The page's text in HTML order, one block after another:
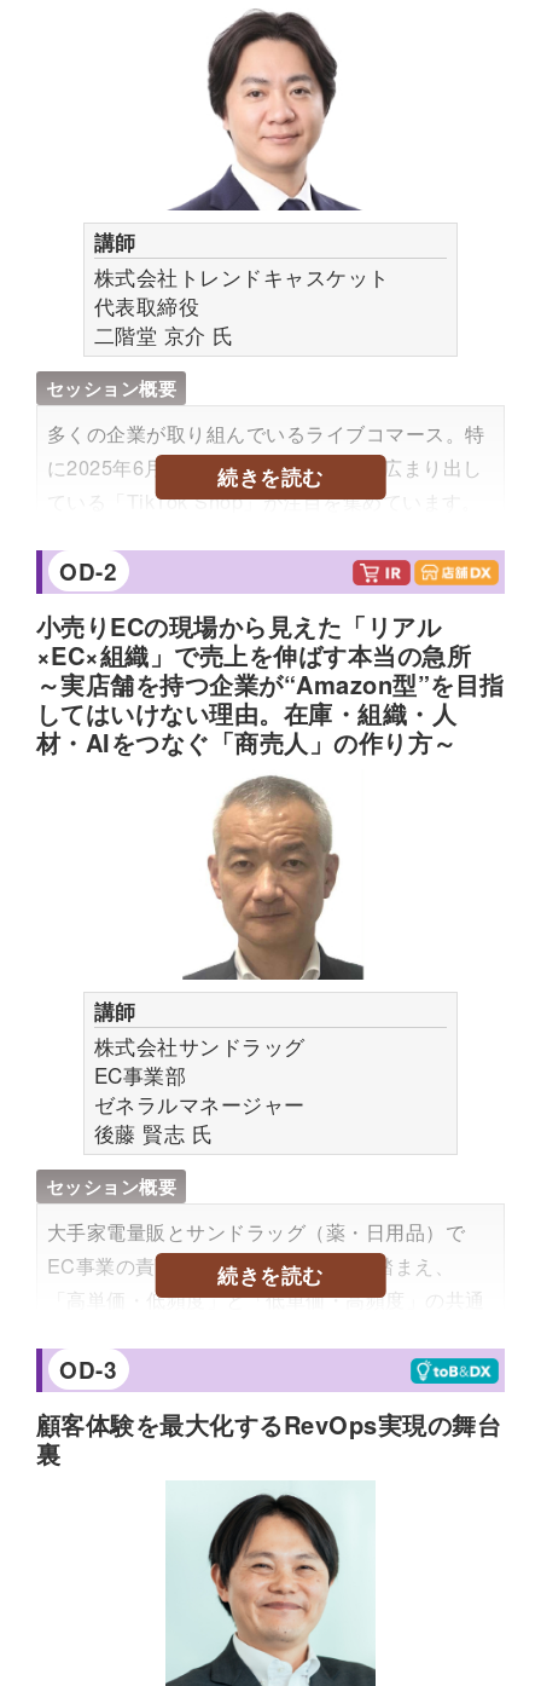
講師
株式会社トレンドキャスケット
代表取締役
二階堂 京介 氏
セッション概要
多くの企業が取り組んでいるライブコマース。特
に2025年6月の日本上陸からにわかに広まり出し
ている「TikTok Shop」が注目を集めています。
Shop」と、日本国内で最短当日配送を実現するヨ
ドバシカメラのフルフィルメントのコラボレー
ションが実現するライブコマースの可能性を、実
例などを踏まえて解説します。
受講するメリット
ライブコマースについて現状の市場と可能性をお
株式会社ファーストリテイリング、トヨタ自動車
東日本株式会社を経て、株式会社ピアズにて専務
取締役コーポレート統括本部長として東証グロー
スへ上場。2022年にトレンドキャスケットを立ち
上げ、2025年よりヨドバシカメラの関連会社とな
る。現在はヨドバシグループの体験型店舗やライ
ブコマースを担当する。
続きを読む
OD-2
小売りECの現場から見えた「リアル
×EC×組織」で売上を伸ばす本当の急所
～実店舗を持つ企業が“Amazon型”を目指
してはいけない理由。在庫・組織・人
材・AIをつなぐ「商売人」の作り方～
講師
株式会社サンドラッグ
EC事業部
ゼネラルマネージャー
後藤 賢志 氏
セッション概要
大手家電量販とサンドラッグ（薬・日用品）で
EC事業の責任者を歴任。その経験を踏まえ、
「高単価・低頻度」と「低単価・高頻度」の共通
るポイントをお届けします。
プロフィール
秋葉原をはじめ5大都市圏に店舗展開している
DOSVパーツ専門店の「TSUKUMO」で店長、エ
リア長を経験、事業譲渡後の株式会社 Project
Whiteでは秋葉原本店店長、営業本部長を経て
2018年に代表取締役社長。2021年7月より大手企
業のインターネット事業責任者となり、2023年度
に楽天市場で総合グランプリ、2024年度にau
続きを読む
OD-3
顧客体験を最大化するRevOps実現の舞台
裏